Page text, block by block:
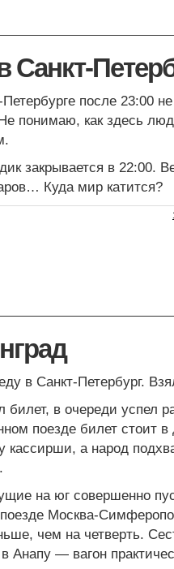
Санкт-
после 23:00
понимаю, как здесь
закрывается в 22:00.
Куда мир катится?
в Санкт-Петербург.
билет, в очереди успел
поезде билет стоит
кассирши, а народ
на юг совершенно
Москва-
чем на четверть.
Анапу — вагон